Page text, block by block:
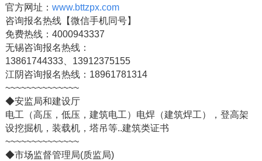
官方网址： www.bttzpx.com
咨询报名热线【微信手机同号】
免费热线：4000943337
无锡咨询报名热线：
13861744333、13912375155
江阴咨询报名热线：18961781314
~~~~~~~~~~~~~~
◆安监局和建设厅
电工（高压，低压，建筑电工）电焊（建筑焊工），登高架
设挖掘机，装载机，塔吊等..建筑类证书
~~~~~~~~~~~~~~
◆市场监督管理局(质监局)